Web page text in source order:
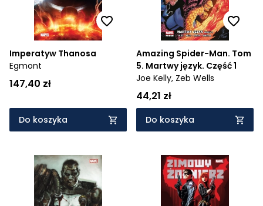
Imperatyw Thanosa
Egmont
147,40 zł
Do koszyka
Amazing Spider-Man. Tom
5. Martwy język. Część 1
Joe Kelly, Zeb Wells
44,21 zł
Do koszyka